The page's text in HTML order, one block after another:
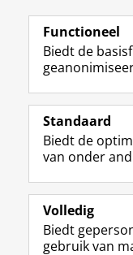
manier te
het
Functioneel
Biedt de
Standaard
Biedt de
van onder
Volledig
Biedt
gebruik van